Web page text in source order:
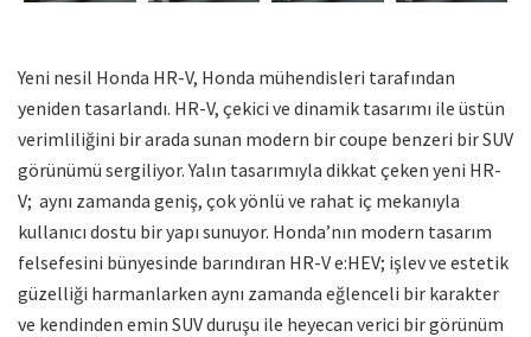
Yeni nesil Honda HR-V, Honda mühendisleri tarafından
yeniden tasarlandı. HR-V, çekici ve dinamik tasarımı ile üstün
verimliliğini bir arada sunan modern bir coupe benzeri bir SUV
görünümü sergiliyor. Yalın tasarımıyla dikkat çeken yeni HR-
V; aynı zamanda geniş, çok yönlü ve rahat iç mekanıyla
kullanıcı dostu bir yapı sunuyor. Honda’nın modern tasarım
felsefesini bünyesinde barındıran HR-V e:HEV; işlev ve estetik
güzelliği harmanlarken aynı zamanda eğlenceli bir karakter
ve kendinden emin SUV duruşu ile heyecan verici bir görünüm